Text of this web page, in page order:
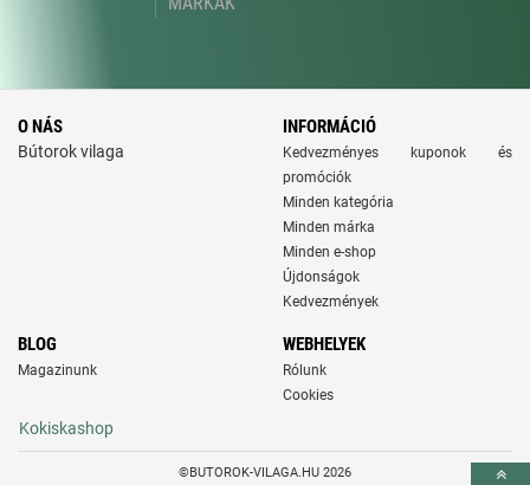
O NÁS
Bútorok vilaga
INFORMÁCIÓ
Kedvezményes kuponok és
promóciók
Minden kategória
Minden márka
Minden e-shop
Újdonságok
Kedvezmények
BLOG
Magazinunk
WEBHELYEK
Rólunk
Cookies
Kokiskashop
©BUTOROK-VILAGA.HU 2026